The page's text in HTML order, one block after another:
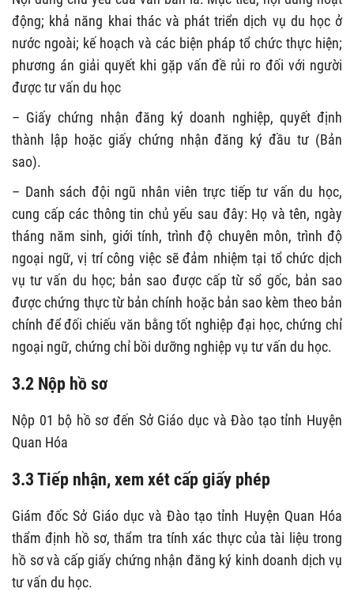
động; khả năng khai thác và phát triển dịch vụ du học ở
nước ngoài; kế hoạch và các biện pháp tổ chức thực hiện;
phương án giải quyết khi gặp vấn đề rủi ro đối với người
được tư vấn du học
– Giấy chứng nhận đăng ký doanh nghiệp, quyết định
thành lập hoặc giấy chứng nhận đăng ký đầu tư (Bản
sao).
– Danh sách đội ngũ nhân viên trực tiếp tư vấn du học,
cung cấp các thông tin chủ yếu sau đây: Họ và tên, ngày
tháng năm sinh, giới tính, trình độ chuyên môn, trình độ
ngoại ngữ, vị trí công việc sẽ đảm nhiệm tại tổ chức dịch
vụ tư vấn du học; bản sao được cấp từ sổ gốc, bản sao
được chứng thực từ bản chính hoặc bản sao kèm theo bản
chính để đối chiếu văn bằng tốt nghiệp đại học, chứng chỉ
ngoại ngữ, chứng chỉ bồi dưỡng nghiệp vụ tư vấn du học.
3.2 Nộp hồ sơ
Nộp 01 bộ hồ sơ đến Sở Giáo dục và Đào tạo tỉnh Huyện
Quan Hóa
3.3 Tiếp nhận, xem xét cấp giấy phép
Giám đốc Sở Giáo dục và Đào tạo tỉnh Huyện Quan Hóa
thẩm định hồ sơ, thẩm tra tính xác thực của tài liệu trong
hồ sơ và cấp giấy chứng nhận đăng ký kinh doanh dịch vụ
tư vấn du học.